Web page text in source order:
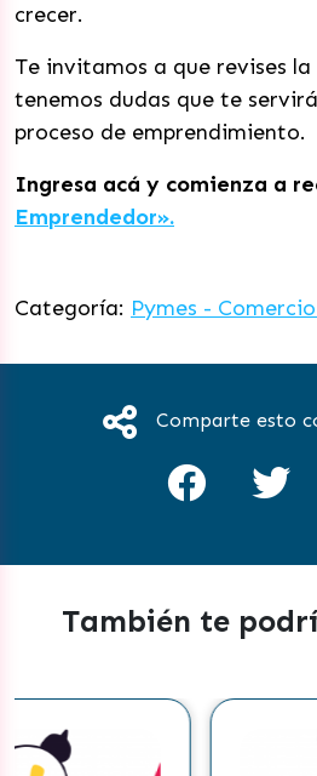
crecer.
Te invitamos a que revises
tenemos dudas que te
proceso de emprendimiento.
Ingresa acá y comienza a
Emprendedor».
Categoría: Pymes -
Comparte esto
También te